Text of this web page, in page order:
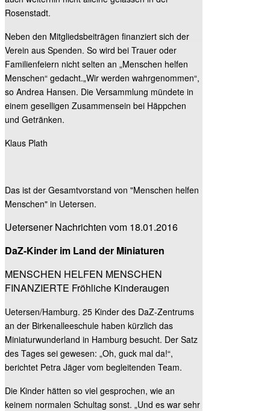
Rosenstadt.
Neben den Mitgliedsbeiträgen finanziert sich der
Verein aus Spenden. So wird bei Trauer oder
Familienfeiern nicht selten an „Menschen helfen
Menschen“ gedacht.„Wir werden wahrgenommen“,
so Andrea Hansen. Die Versammlung mündete in
einem geselligen Zusammensein bei Häppchen
und Getränken.
Klaus Plath
Das ist der Gesamtvorstand von "Menschen helfen
Menschen" in Uetersen.
Uetersener Nachrichten vom 18.01.2016
DaZ-Kinder im Land der Miniaturen
MENSCHEN HELFEN MENSCHEN
FINANZIERTE Fröhliche Kinderaugen
Uetersen/Hamburg. 25 Kinder des DaZ-Zentrums
an der Birkenalleeschule haben kürzlich das
Miniaturwunderland in Hamburg besucht. Der Satz
des Tages sei gewesen: „Oh, guck mal da!“,
berichtet Petra Jäger vom begleitenden Team.
Die Kinder hätten so viel gesprochen, wie an
keinem normalen Schultag sonst. „Und es war sehr